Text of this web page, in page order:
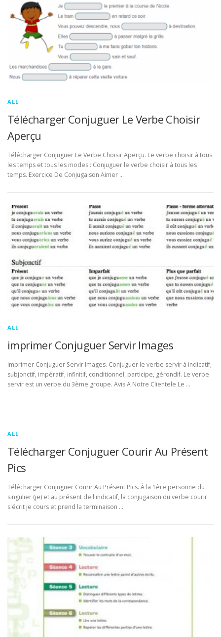
ALL
Télécharger Conjuguer Le Verbe Choisir
Aperçu
Télécharger Conjuguer Le Verbe Choisir Aperçu. Le verbe choisir à tous
les temps et tous les modes : Conjuguer le verbe choisir à tous les
temps. Exercice De Conjugaison Aimer …
ALL
imprimer Conjuguer Servir Images
imprimer Conjuguer Servir Images. Conjuguer le verbe servir à indicatif,
subjonctif, impératif, infinitif, conditionnel, participe, gérondif. Le verbe
servir est un verbe du 3ème groupe. Avis A Notre Clientele Le …
ALL
Télécharger Conjuguer Courir Au Présent
Pics
Télécharger Conjuguer Courir Au Présent Pics. À la 1ère personne du
singulier (je) et au présent de l'indicatif, la conjugaison du verbe courir
s'écrit je cours et prend la terminaison …